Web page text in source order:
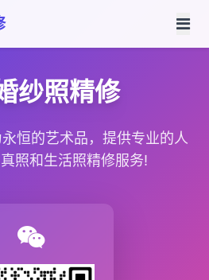
纱照精修
恒的艺术品，提供专业的人
照和生活照精修服务!